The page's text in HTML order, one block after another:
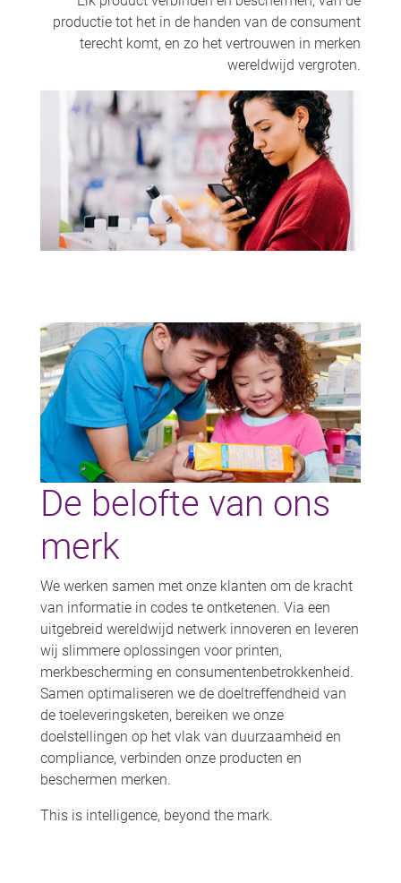
productie tot het in de handen van de consument
terecht komt, en zo het vertrouwen in merken
wereldwijd vergroten.
De belofte van ons
merk
We werken samen met onze klanten om de kracht
van informatie in codes te ontketenen. Via een
uitgebreid wereldwijd netwerk innoveren en leveren
wij slimmere oplossingen voor printen,
merkbescherming en consumentenbetrokkenheid.
Samen optimaliseren we de doeltreffendheid van
de toeleveringsketen, bereiken we onze
doelstellingen op het vlak van duurzaamheid en
compliance, verbinden onze producten en
beschermen merken.
This is intelligence, beyond the mark.